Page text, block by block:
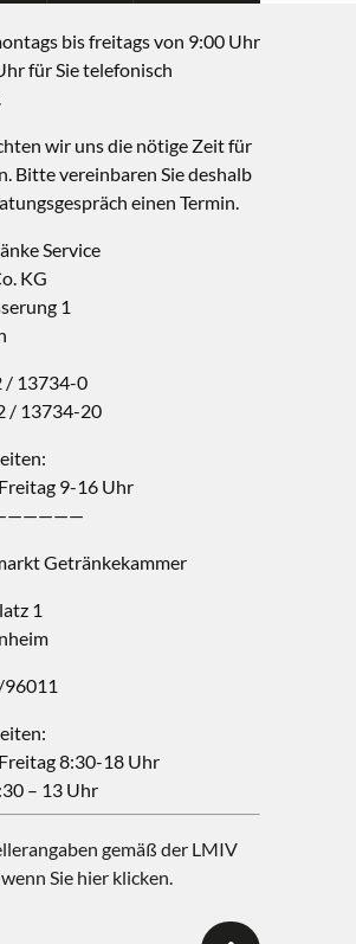
bis freitags von 9:00 Uhr
für Sie telefonisch
wir uns die nötige Zeit für
Bitte vereinbaren Sie deshalb
einen Termin.
Service
KG
1
/ 13734-0
/ 13734-20
9-16 Uhr
Getränkekammer
1
96011
8:30-18 Uhr
– 13 Uhr
gemäß der LMIV
Sie hier klicken.